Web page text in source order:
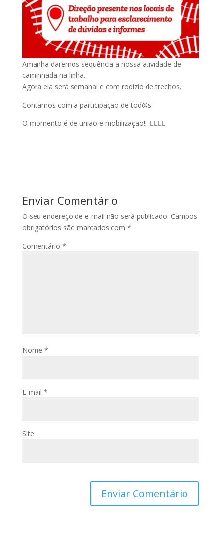
Amanhã daremos sequência a nossa atividade de
caminhada na linha.
Agora ela será semanal e com rodízio de trechos.
Contamos com a participação de tod@s.
O momento é de união e mobilização!!! ✊🏽💪🏽
Enviar Comentário
O seu endereço de e-mail não será publicado. Campos
obrigatórios são marcados com *
Comentário *
Nome *
E-mail *
Site